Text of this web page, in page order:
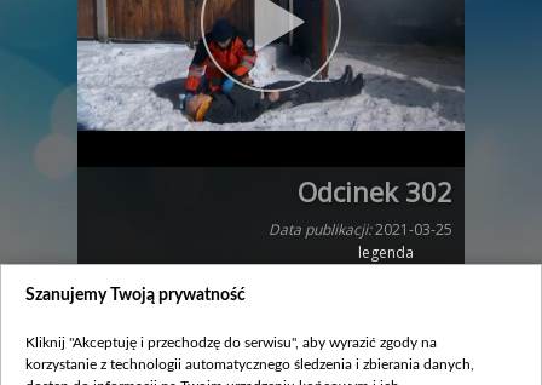
Odcinek 302
Data publikacji:2021-03-25
legenda
Zobacz również
Szanujemy Twoją prywatność
Kliknij "Akceptuję i przechodzę do serwisu", aby wyrazić zgody na
korzystanie z technologii automatycznego śledzenia i zbierania danych,